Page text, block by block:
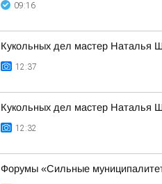
09:16
Кукольных дел мастер Наталья
12:37
Кукольных дел мастер Наталья
12:32
Форумы «Сильные